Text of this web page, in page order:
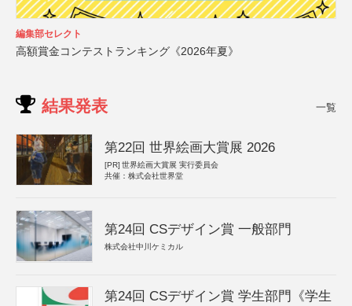
編集部セレクト
高額賞金コンテストランキング《2026年夏》
結果発表 一覧
第22回 世界絵画大賞展 2026
[PR] 世界絵画大賞展 実行委員会
共催：株式会社世界堂
第24回 CSデザイン賞 一般部門
株式会社中川ケミカル
第24回 CSデザイン賞 学生部門《学生